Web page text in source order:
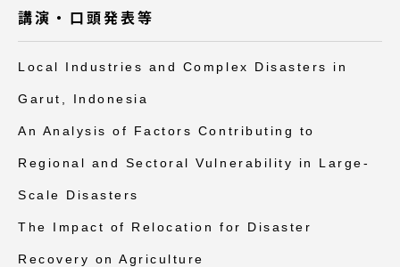
講演・口頭発表等
Local Industries and Complex Disasters in
Garut, Indonesia
An Analysis of Factors Contributing to
Regional and Sectoral Vulnerability in Large-
Scale Disasters
The Impact of Relocation for Disaster
Recovery on Agriculture